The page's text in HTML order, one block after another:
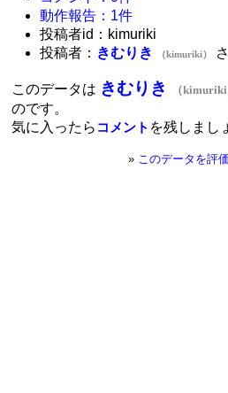
動作報告：1件
投稿者id：kimuriki
投稿者： きむりき （kimuriki）
このデータは きむりき （kimuriki
のです。
気に入ったら コメント を残しまし
» このデータを評